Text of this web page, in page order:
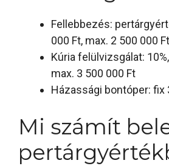
Fellebbezés:
000 Ft, max. 2 500 000 Ft
Kúria felülvizsgálat:
max. 3 500 000 Ft
Házassági bontóper: fix
Mi számít